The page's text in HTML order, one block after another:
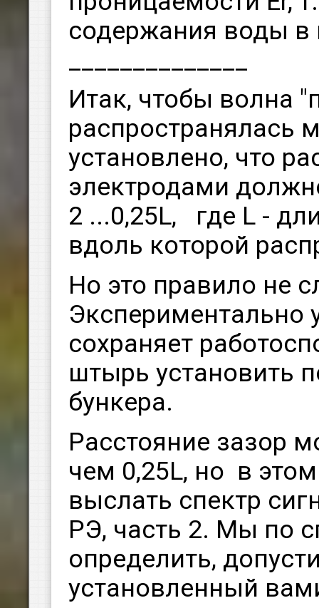
содержания воды в
Итак, чтобы волна
распространялась
установлено, что
электродами
2 ...0,25L, где L -
вдоль которой
Но это правило не
Экспериментально
сохраняет
штырь установить
бункера.
Расстояние зазор
чем 0,25L, но в
выслать спектр
РЭ, часть 2. Мы по
определить,
установленный